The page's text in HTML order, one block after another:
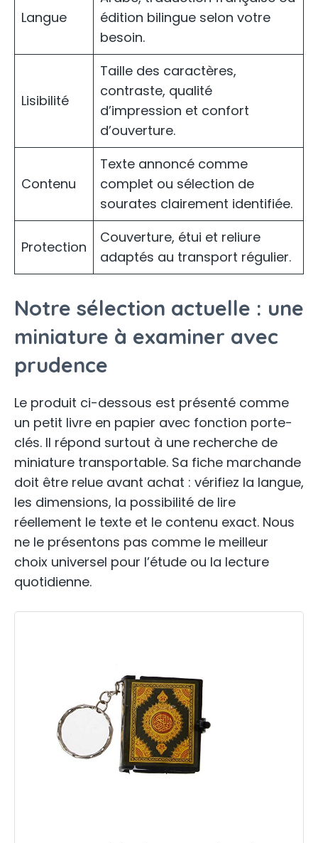
Langue
édition bilingue selon votre
besoin.
Lisibilité
Taille des caractères,
contraste, qualité
d’impression et confort
d’ouverture.
Contenu
Texte annoncé comme
complet ou sélection de
sourates clairement identifiée.
Protection
Couverture, étui et reliure
adaptés au transport régulier.
Notre sélection actuelle : une
miniature à examiner avec
prudence
Le produit ci-dessous est présenté comme
un petit livre en papier avec fonction porte-
clés. Il répond surtout à une recherche de
miniature transportable. Sa fiche marchande
doit être relue avant achat : vérifiez la langue,
les dimensions, la possibilité de lire
réellement le texte et le contenu exact. Nous
ne le présentons pas comme le meilleur
choix universel pour l’étude ou la lecture
quotidienne.